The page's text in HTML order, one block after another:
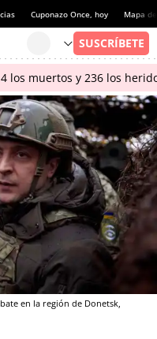
Cuponazo Once, hoy Mapa
los muertos y 236 los
en la región de Donetsk,